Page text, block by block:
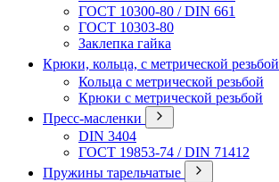
ГОСТ 10300-80 / DIN 661
ГОСТ 10303-80
Заклепка гайка
Крюки, кольца, с метрической резьбой
Кольца с метрической резьбой
Крюки с метрической резьбой
Пресс-масленки
DIN 3404
ГОСТ 19853-74 / DIN 71412
Пружины тарельчатые